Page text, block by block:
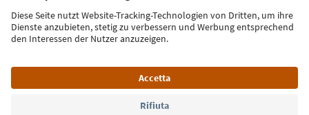
Iscriviti alla newsletter